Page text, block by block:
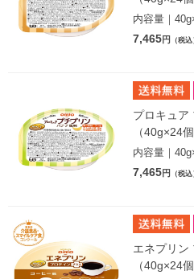
内容量｜
7,465円 （税込
プロキュア
（40g×24
内容量｜
7,465円 （税込
エネプリン
（40g×24